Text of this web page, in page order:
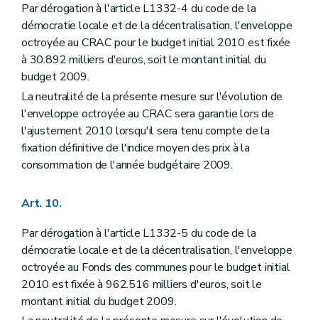
Par dérogation à l'article L1332-4 du code de la
démocratie locale et de la décentralisation, l'enveloppe
octroyée au CRAC pour le budget initial 2010 est fixée
à 30.892 milliers d'euros, soit le montant initial du
budget 2009.
La neutralité de la présente mesure sur l'évolution de
l'enveloppe octroyée au CRAC sera garantie lors de
l'ajustement 2010 lorsqu'il sera tenu compte de la
fixation définitive de l'indice moyen des prix à la
consommation de l'année budgétaire 2009.
Art. 10.
Par dérogation à l'article L1332-5 du code de la
démocratie locale et de la décentralisation, l'enveloppe
octroyée au Fonds des communes pour le budget initial
2010 est fixée à 962.516 milliers d'euros, soit le
montant initial du budget 2009.